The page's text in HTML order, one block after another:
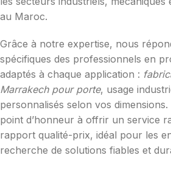
au Maroc.
Grâce à notre expertise, nous
spécifiques des professionnels en
adaptés à chaque application :
Marrakech pour porte, usage
personnalisés selon vos
point d’honneur à offrir un service
rapport qualité-prix, idéal pour les
recherche de solutions fiables et